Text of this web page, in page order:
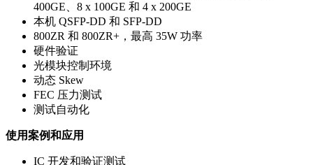
400GE、8 x 100GE 和 4 x 200GE
本机 QSFP-DD 和 SFP-DD
800ZR 和 800ZR+，最高 35W 功率
硬件验证
光模块控制环境
动态 Skew
FEC 压力测试
测试自动化
使用案例和应用
IC 开发和验证测试